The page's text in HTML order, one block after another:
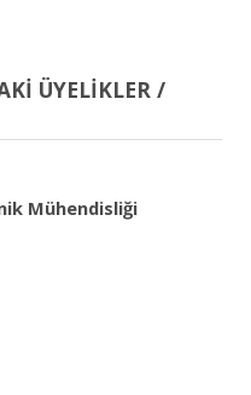
ÜYELİKLER /
Mühendisliği